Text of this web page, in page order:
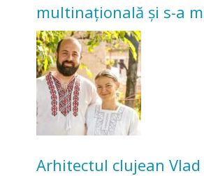
multinațională și s-a
Acum cultivă legume în
bunicilor
Arhitectul clujean Vlad